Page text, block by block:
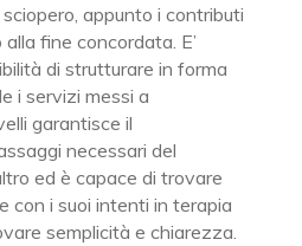
appunto i contributi
fine concordata. E’
di strutturare in forma
i servizi messi a
garantisce il
necessari del
ed è capace di trovare
con i suoi intenti in terapia
semplicità e chiarezza.